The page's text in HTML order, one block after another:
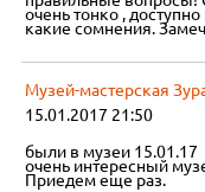
очень тонко ,
какие сомнения.
Музей-мастерская
15.01.2017 21:50
были в музеи 15.01.17
очень интересный
Приедем еще раз.